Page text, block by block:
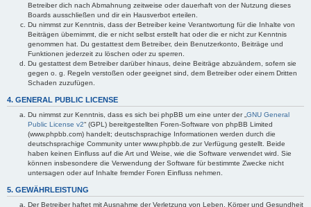
Betreiber dich nach Abmahnung zeitweise oder dauerhaft von der Nutzung dieses
Boards ausschließen und dir ein Hausverbot erteilen.
Du nimmst zur Kenntnis, dass der Betreiber keine Verantwortung für die Inhalte von
Beiträgen übernimmt, die er nicht selbst erstellt hat oder die er nicht zur Kenntnis
genommen hat. Du gestattest dem Betreiber, dein Benutzerkonto, Beiträge und
Funktionen jederzeit zu löschen oder zu sperren.
Du gestattest dem Betreiber darüber hinaus, deine Beiträge abzuändern, sofern sie
gegen o. g. Regeln verstoßen oder geeignet sind, dem Betreiber oder einem Dritten
Schaden zuzufügen.
4. GENERAL PUBLIC LICENSE
Du nimmst zur Kenntnis, dass es sich bei phpBB um eine unter der „ GNU General
Public License v2“ (GPL) bereitgestellten Foren-Software von phpBB Limited
(www.phpbb.com) handelt; deutschsprachige Informationen werden durch die
deutschsprachige Community unter www.phpbb.de zur Verfügung gestellt. Beide
haben keinen Einfluss auf die Art und Weise, wie die Software verwendet wird. Sie
können insbesondere die Verwendung der Software für bestimmte Zwecke nicht
untersagen oder auf Inhalte fremder Foren Einfluss nehmen.
5. GEWÄHRLEISTUNG
Der Betreiber haftet mit Ausnahme der Verletzung von Leben, Körper und Gesundheit